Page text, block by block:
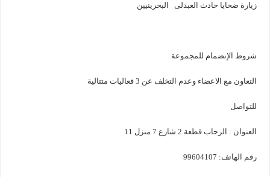
زيارة ضحايا حادث العبدلى البحرينيين
شروط الإنضمام للمجموعة
التعاون مع الاعضاء وعدم التخلف عن 3 فعاليات متتالية
للتواصل
العنوان : الرحاب قطعة 2 شارع 7 منزل 11
رقم الهاتف: 99604107